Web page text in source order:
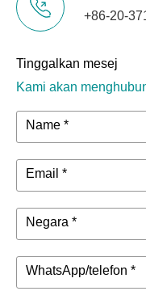
+86-20-
Tinggalkan mesej
Kami akan
Name *
Email *
Negara *
WhatsApp/telefon *